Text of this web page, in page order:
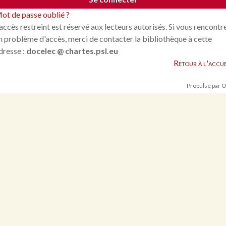
de passe oublié ?
restreint est réservé aux lecteurs autorisés. Si vous
problème d'accès, merci de contacter la bibliothèque à cette
: docelec @ chartes.psl.eu
Retour à
Propulsé par